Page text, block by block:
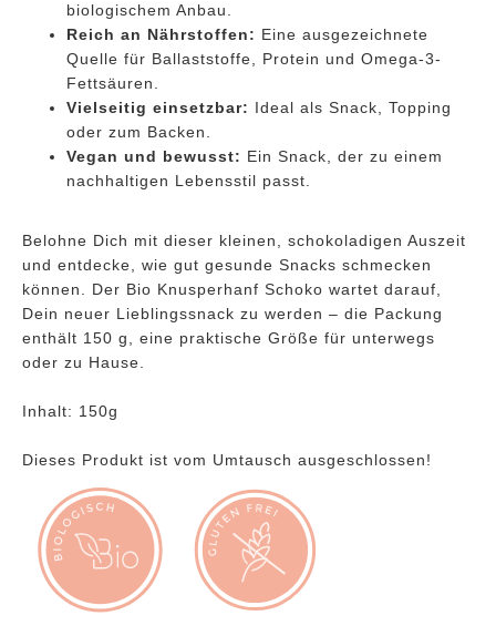
biologischem Anbau.
Reich an Nährstoffen: Eine ausgezeichnete
Quelle für Ballaststoffe, Protein und Omega-3-
Fettsäuren.
Vielseitig einsetzbar: Ideal als Snack, Topping
oder zum Backen.
Vegan und bewusst: Ein Snack, der zu einem
nachhaltigen Lebensstil passt.
Belohne Dich mit dieser kleinen, schokoladigen Auszeit
und entdecke, wie gut gesunde Snacks schmecken
können. Der Bio Knusperhanf Schoko wartet darauf,
Dein neuer Lieblingssnack zu werden – die Packung
enthält 150 g, eine praktische Größe für unterwegs
oder zu Hause.
Inhalt: 150g
Dieses Produkt ist vom Umtausch ausgeschlossen!